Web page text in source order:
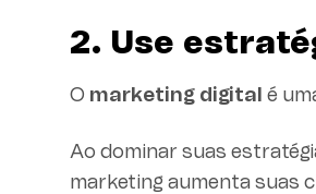
2. Use
O marketing digital é
Ao dominar suas
marketing aumenta suas